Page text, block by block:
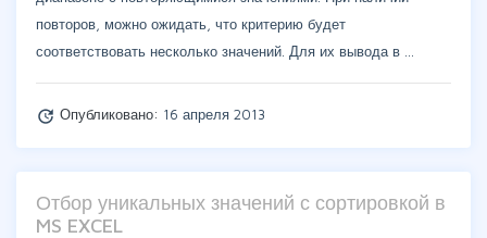
повторов, можно ожидать, что критерию будет
соответствовать несколько значений. Для их вывода в …
update Опубликовано: 16 апреля 2013
Отбор уникальных значений с сортировкой в
MS EXCEL